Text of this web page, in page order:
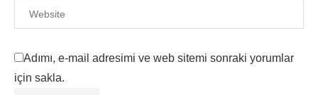
Adımı, e-mail adresimi ve web sitemi sonraki yorumlar
için sakla.